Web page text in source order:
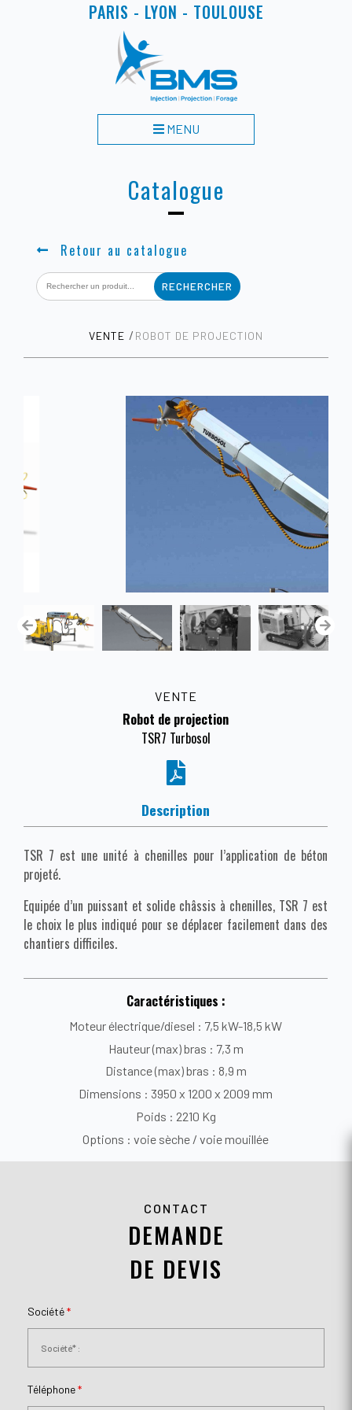
PARIS - LYON - TOULOUSE
MENU
Catalogue
Retour au catalogue
Search
for:
VENTE
Robot de projection
TSR7 Turbosol
Description
TSR 7 est une unité à chenilles pour l’application de béton
projeté.
Equipée d’un puissant et solide châssis à chenilles, TSR 7 est
le choix le plus indiqué pour se déplacer facilement dans des
chantiers difficiles.
Caractéristiques :
Moteur électrique/diesel : 7,5 kW-18,5 kW
Hauteur (max) bras : 7,3 m
Distance (max) bras : 8,9 m
Dimensions : 3950 x 1200 x 2009 mm
Poids : 2210 Kg
Options : voie sèche / voie mouillée
VENTE ROBOT DE PROJECTION
CONTACT
DEMANDE
DE DEVIS
Société*
Téléphone*